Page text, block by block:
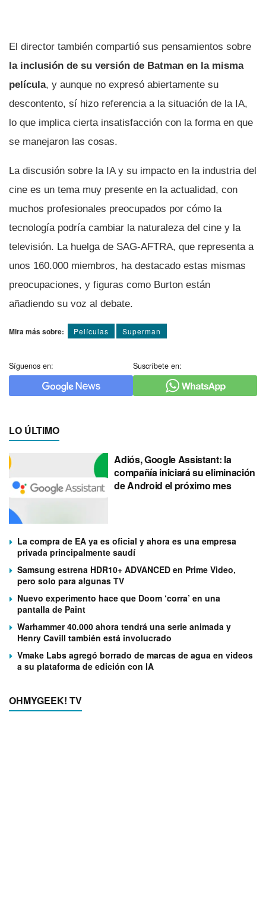
El director también compartió sus pensamientos sobre
la inclusión de su versión de Batman en la misma
película, y aunque no expresó abiertamente su
descontento, sí hizo referencia a la situación de la IA,
lo que implica cierta insatisfacción con la forma en que
se manejaron las cosas.
La discusión sobre la IA y su impacto en la industria del
cine es un tema muy presente en la actualidad, con
muchos profesionales preocupados por cómo la
tecnología podría cambiar la naturaleza del cine y la
televisión. La huelga de SAG-AFTRA, que representa a
unos 160.000 miembros, ha destacado estas mismas
preocupaciones, y figuras como Burton están
añadiendo su voz al debate.
Mira más sobre: Pelí­culas Superman
Síguenos en: Suscríbete en:
LO ÚLTIMO
Adiós, Google Assistant: la
compañía iniciará su eliminación
de Android el próximo mes
La compra de EA ya es oficial y ahora es una empresa
privada principalmente saudí
Samsung estrena HDR10+ ADVANCED en Prime Video,
pero solo para algunas TV
Nuevo experimento hace que Doom ‘corra’ en una
pantalla de Paint
Warhammer 40.000 ahora tendrá una serie animada y
Henry Cavill también está involucrado
Vmake Labs agregó borrado de marcas de agua en videos
a su plataforma de edición con IA
OHMYGEEK! TV